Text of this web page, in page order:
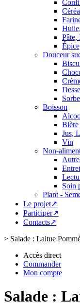
Pâte,
Douceur
Boisson
Bière
Jus,
Vin
Non-
Soin
Plant -
Le projet↗
Participer↗
Contacts↗
> Salade : Laitue
Accès direct
Commander
Mon compte
Salade :